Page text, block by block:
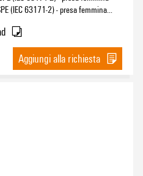
(IEC 63171-2) - presa femmina
Aggiungi alla richiesta